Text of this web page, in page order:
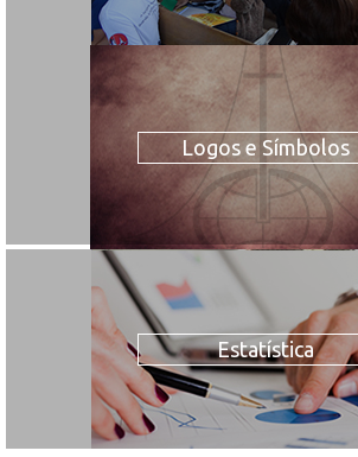
Logos e Símbolos
Estatística